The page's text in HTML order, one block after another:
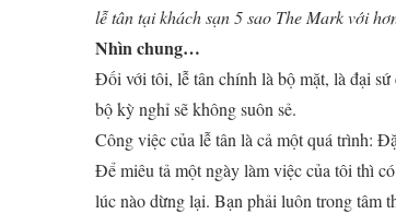
lễ tân tại khách sạn 5 sao The Mark với
Nhìn chung…
Đối với tôi, lễ tân chính là bộ mặt, là đại
bộ kỳ nghỉ sẽ không suôn sẻ.
Công việc của lễ tân là cả một quá trình:
Để miêu tả một ngày làm việc của tôi thì
lúc nào dừng lại. Bạn phải luôn trong tâm